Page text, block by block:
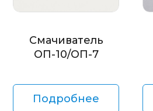
Смачиватель
ОП-10/ОП-7
Подробнее